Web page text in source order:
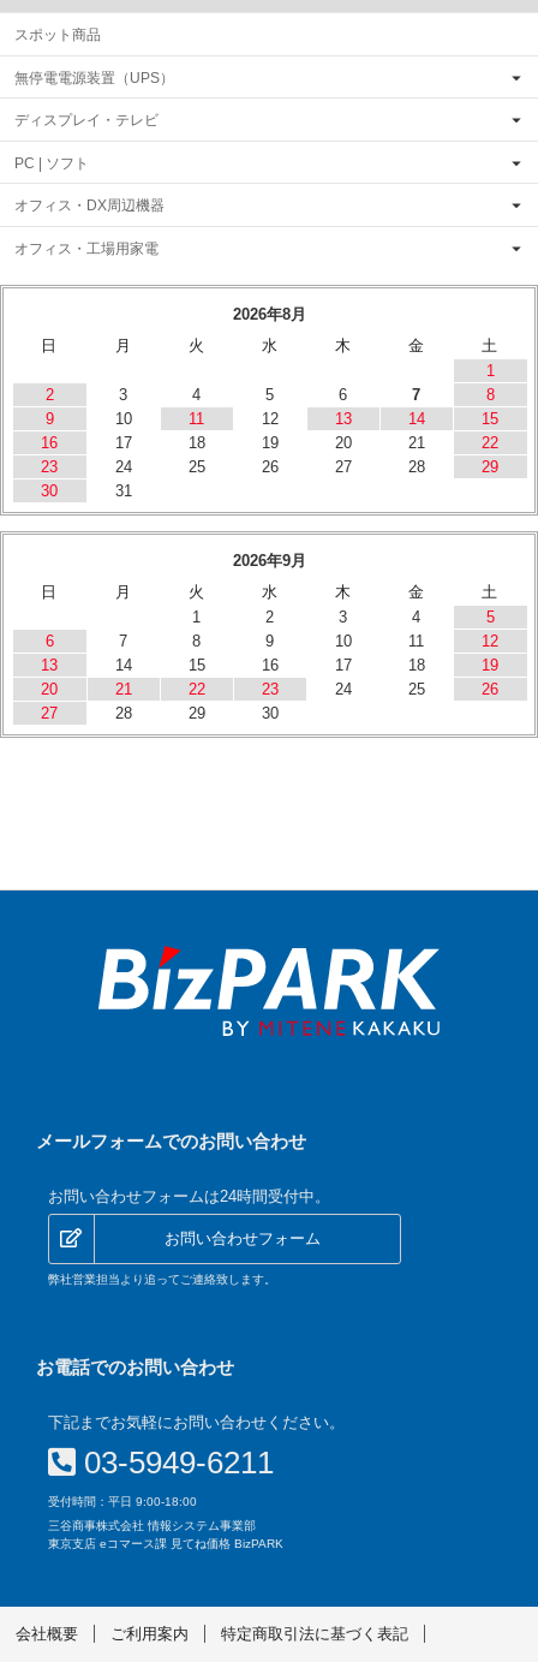
スポット商品
無停電電源装置（UPS）
ディスプレイ・テレビ
PC | ソフト
オフィス・DX周辺機器
オフィス・工場用家電
2026年8月
日
月 火 水 木 金
土
1
2
3 4 5 6 7
8
9
10 11 12 13 14
15
16
17 18 19 20 21
22
23
24 25 26 27 28
29
30
31
2026年9月
日
月 火 水 木 金
土
1
2 3 4
5
6
7 8 9 10 11
12
13
14 15 16 17 18
19
20
21 22 23 24 25
26
27
28 29 30
メールフォームでのお問い合わせ
お問い合わせフォームは24時間受付中。
お問い合わせフォーム
弊社営業担当より追ってご連絡致します。
お電話でのお問い合わせ
下記までお気軽にお問い合わせください。
03-5949-6211
受付時間：平日 9:00-18:00
三谷商事株式会社 情報システム事業部
東京支店 eコマース課 見てね価格 BizPARK
会社概要 ご利用案内 特定商取引法に基づく表記